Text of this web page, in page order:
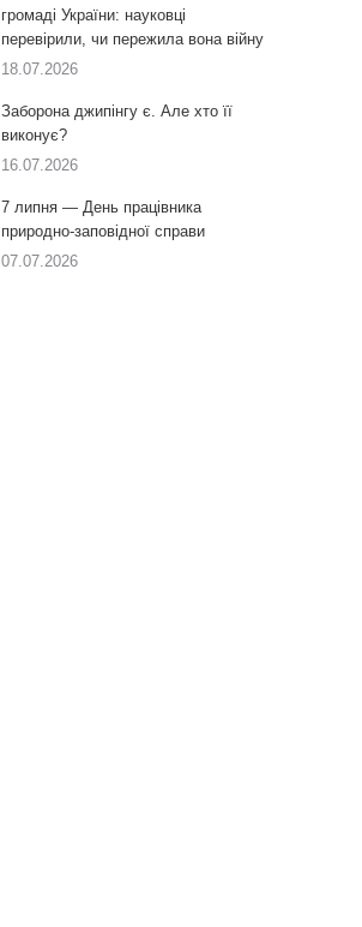
громаді України: науковці
перевірили, чи пережила вона війну
18.07.2026
Заборона джипінгу є. Але хто її
виконує?
16.07.2026
7 липня — День працівника
природно-заповідної справи
07.07.2026